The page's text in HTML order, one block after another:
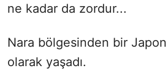
ne kadar da zordur...
Nara bölgesinden bir
olarak yaşadı.